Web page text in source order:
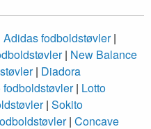
Adidas fodboldstøvler|
| New Balance
| Diadora
fodboldstøvler| Lotto
| Sokito
| Concave